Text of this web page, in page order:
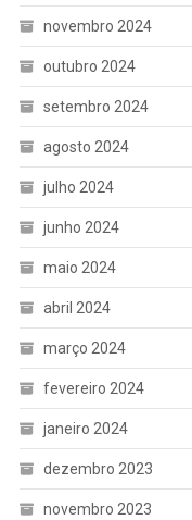
novembro 2024
outubro 2024
setembro 2024
agosto 2024
julho 2024
junho 2024
maio 2024
abril 2024
março 2024
fevereiro 2024
janeiro 2024
dezembro 2023
novembro 2023